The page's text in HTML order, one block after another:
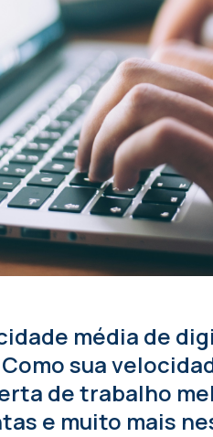
média de
sua
de trabalho
e muito mais